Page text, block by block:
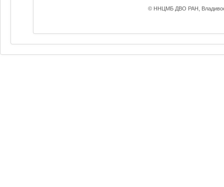
© ННЦМБ ДВО РАН,